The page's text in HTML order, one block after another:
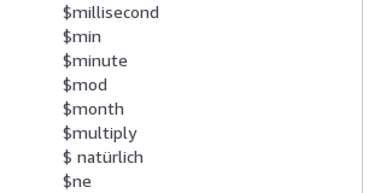
$millisecond
$min
$minute
$mod
$month
$multiply
$ natürlich
$ne